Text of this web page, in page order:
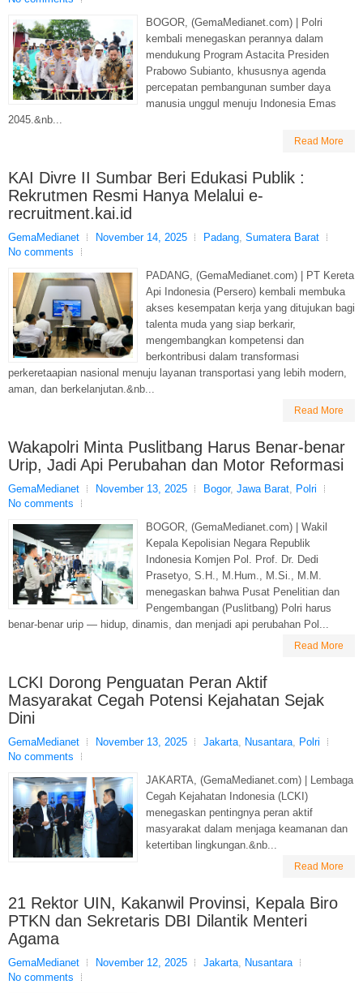
BOGOR, (GemaMedianet.com) | Polri
kembali menegaskan perannya dalam
mendukung Program Astacita Presiden
Prabowo Subianto, khususnya agenda
percepatan pembangunan sumber daya
manusia unggul menuju Indonesia Emas
2045.&nb...
Read More
KAI Divre II Sumbar Beri Edukasi Publik :
Rekrutmen Resmi Hanya Melalui e-
recruitment.kai.id
GemaMedianet November 14, 2025 Padang, Sumatera Barat
No comments
PADANG, (GemaMedianet.com) | PT Kereta
Api Indonesia (Persero) kembali membuka
akses kesempatan kerja yang ditujukan bagi
talenta muda yang siap berkarir,
mengembangkan kompetensi dan
berkontribusi dalam transformasi
perkeretaapian nasional menuju layanan transportasi yang lebih modern,
aman, dan berkelanjutan.&nb...
Read More
Wakapolri Minta Puslitbang Harus Benar-benar
Urip, Jadi Api Perubahan dan Motor Reformasi
GemaMedianet November 13, 2025 Bogor, Jawa Barat, Polri
No comments
BOGOR, (GemaMedianet.com) | Wakil
Kepala Kepolisian Negara Republik
Indonesia Komjen Pol. Prof. Dr. Dedi
Prasetyo, S.H., M.Hum., M.Si., M.M.
menegaskan bahwa Pusat Penelitian dan
Pengembangan (Puslitbang) Polri harus
benar-benar urip — hidup, dinamis, dan menjadi api perubahan Pol...
Read More
LCKI Dorong Penguatan Peran Aktif
Masyarakat Cegah Potensi Kejahatan Sejak
Dini
GemaMedianet November 13, 2025 Jakarta, Nusantara, Polri
No comments
JAKARTA, (GemaMedianet.com) | Lembaga
Cegah Kejahatan Indonesia (LCKI)
menegaskan pentingnya peran aktif
masyarakat dalam menjaga keamanan dan
ketertiban lingkungan.&nb...
Read More
21 Rektor UIN, Kakanwil Provinsi, Kepala Biro
PTKN dan Sekretaris DBI Dilantik Menteri
Agama
GemaMedianet November 12, 2025 Jakarta, Nusantara
No comments